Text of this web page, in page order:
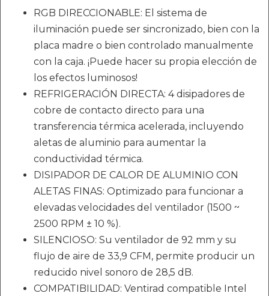
RGB DIRECCIONABLE: El sistema de
iluminación puede ser sincronizado, bien con la
placa madre o bien controlado manualmente
con la caja. ¡Puede hacer su propia elección de
los efectos luminosos!
REFRIGERACIÓN DIRECTA: 4 disipadores de
cobre de contacto directo para una
transferencia térmica acelerada, incluyendo
aletas de aluminio para aumentar la
conductividad térmica.
DISIPADOR DE CALOR DE ALUMINIO CON
ALETAS FINAS: Optimizado para funcionar a
elevadas velocidades del ventilador (1500 ~
2500 RPM ± 10 %).
SILENCIOSO: Su ventilador de 92 mm y su
flujo de aire de 33,9 CFM, permite producir un
reducido nivel sonoro de 28,5 dB.
COMPATIBILIDAD: Ventirad compatible Intel